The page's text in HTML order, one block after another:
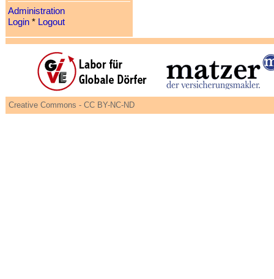
Administration
Login* Logout
Creative Commons - CC BY-NC-ND